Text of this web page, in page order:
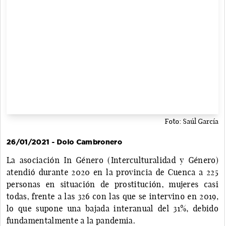
Foto: Saúl García
26/01/2021 - Dolo Cambronero
La asociación In Género (Interculturalidad y Género)
atendió durante 2020 en la provincia de Cuenca a 225
personas en situación de prostitución, mujeres casi
todas, frente a las 326 con las que se intervino en 2019,
lo que supone una bajada interanual del 31%, debido
fundamentalmente a la pandemia.